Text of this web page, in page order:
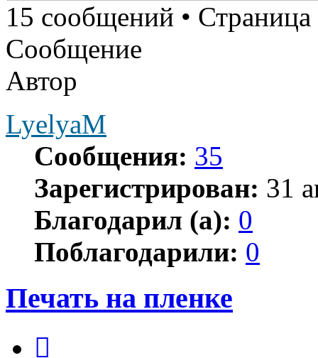
15 сообщений • Страница
Сообщение
Автор
LyelyaM
Сообщения: 35
Зарегистрирован: 31
Благодарил (а): 0
Поблагодарили: 0
Печать на пленке